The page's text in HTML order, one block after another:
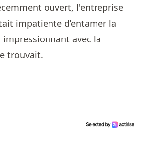
ouvert, l'entreprise
impatiente d’entamer la
avec la
trouvait.